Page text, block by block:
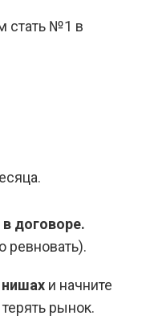
стать №1 в
договоре.
ревновать).
нишах и начните
рынок.